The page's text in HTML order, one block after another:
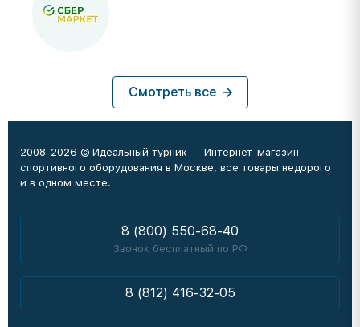
Смотреть все
2008-2026 © Идеальный турник — Интернет-магазин
спортивного оборудования в Москве, все товары недорого
и в одном месте.
8 (800) 550-68-40
Звонок бесплатный по РФ
8 (812) 416-32-05